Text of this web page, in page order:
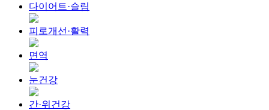
다이어트·슬림
피로개선·활력
면역
눈건강
간·위건강